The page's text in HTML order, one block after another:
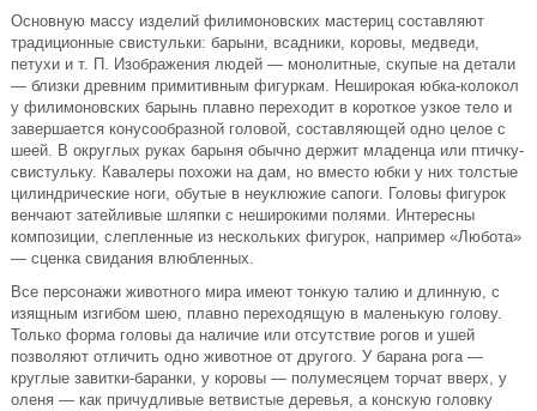
Основную массу изделий филимоновских мастериц составляют
традиционные свистульки: барыни, всадники, коровы, медведи,
петухи и т. П. Изображения людей — монолитные, скупые на детали
— близки древним примитивным фигуркам. Неширокая юбка-колокол
у филимоновских барынь плавно переходит в короткое узкое тело и
завершается конусообразной головой, составляющей одно целое с
шеей. В округлых руках барыня обычно держит младенца или птичку-
свистульку. Кавалеры похожи на дам, но вместо юбки у них толстые
цилиндрические ноги, обутые в неуклюжие сапоги. Головы фигурок
венчают затейливые шляпки с неширокими полями. Интересны
композиции, слепленные из нескольких фигурок, например «Любота»
— сценка свидания влюбленных.
Все персонажи животного мира имеют тонкую талию и длинную, с
изящным изгибом шею, плавно переходящую в маленькую голову.
Только форма головы да наличие или отсутствие рогов и ушей
позволяют отличить одно животное от другого. У барана рога —
круглые завитки-баранки, у коровы — полумесяцем торчат вверх, у
оленя — как причудливые ветвистые деревья, а конскую головку